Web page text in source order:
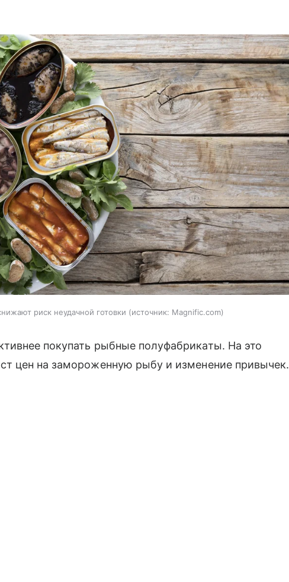
риск неудачной готовки источник: Magnific.com
покупать рыбные полуфабрикаты. На это
цен на замороженную рыбу и изменение привычек.